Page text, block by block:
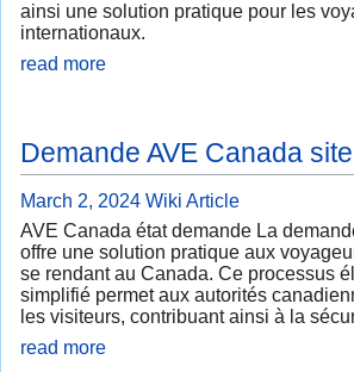
ainsi une solution pratique pour les
internationaux.
read more
Demande AVE Canada
March 2, 2024 Wiki Article
AVE Canada état demande La
offre une solution pratique aux
se rendant au Canada. Ce processus
simplifié permet aux autorités
les visiteurs, contribuant ainsi à la
read more